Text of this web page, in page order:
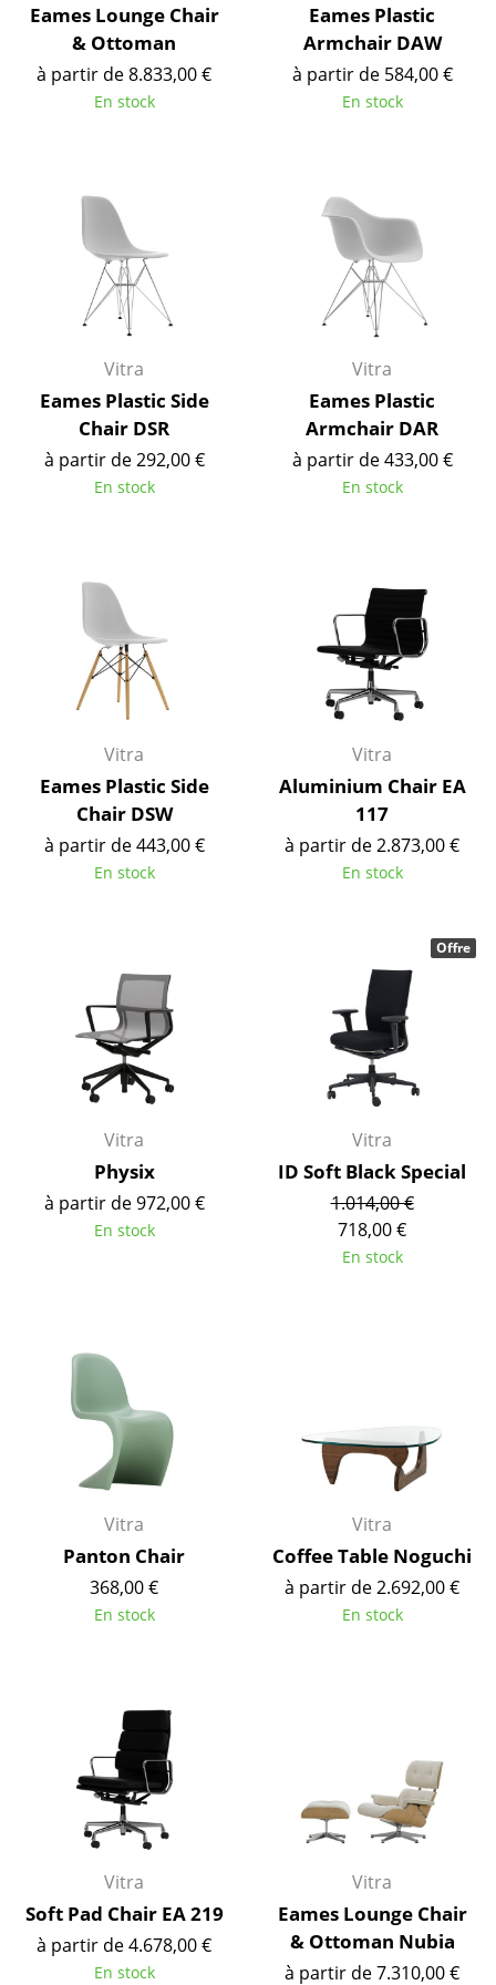
Pièces détachées
... voir tous les rangements
Lampes de table
Lampes de bureau
Lampadaires et Liseuses
Appliques murales
Luminaires d’extérieur
Lampes sans fil
Lits doubles
Lits simples
Lits empilables
Lits enfants
Tables de chevet et Accessoires de lit
... voir tous les lits
Figurines & Miniatures
Vases
Accessoires de bureau
Boîtes de rangement
Rideaux
... voir tous les accessoires
Espaces
Salon et Salle de séjour
Cuisine & Salle à manger
Chambre enfant
Bureau
Entrée & Couloir
Salle de Bain
Cellier & Buanderie
Jardin & Balcon
Eames Lounge Chair
& Ottoman
à partir de 8.833,00 €
En stock
Eames Plastic
Armchair DAW
à partir de 584,00 €
En stock
Vitra
Eames Plastic Side
Chair DSR
à partir de 292,00 €
En stock
Vitra
Eames Plastic
Armchair DAR
à partir de 433,00 €
En stock
Vitra
Eames Plastic Side
Chair DSW
à partir de 443,00 €
En stock
Vitra
Aluminium Chair EA
117
à partir de 2.873,00 €
En stock
Vitra
Physix
à partir de 972,00 €
En stock
Vitra
ID Soft Black Special
1.014,00 €
718,00 €
En stock
Offre
Vitra
Panton Chair
368,00 €
En stock
Vitra
Coffee Table Noguchi
à partir de 2.692,00 €
En stock
Vitra
Soft Pad Chair EA 219
à partir de 4.678,00 €
En stock
Vitra
Eames Lounge Chair
& Ottoman Nubia
à partir de 7.310,00 €